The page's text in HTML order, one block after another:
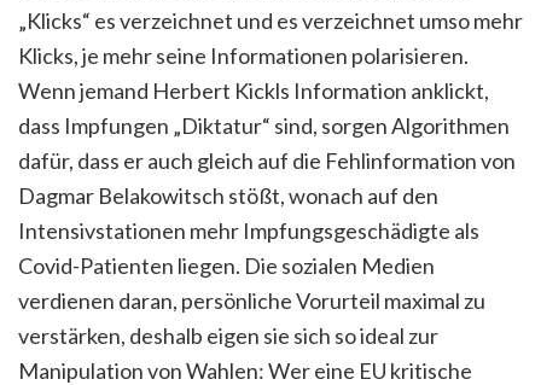
„Klicks“ es verzeichnet und es verzeichnet umso mehr
Klicks, je mehr seine Informationen polarisieren.
Wenn jemand Herbert Kickls Information anklickt,
dass Impfungen „Diktatur“ sind, sorgen Algorithmen
dafür, dass er auch gleich auf die Fehlinformation von
Dagmar Belakowitsch stößt, wonach auf den
Intensivstationen mehr Impfungsgeschädigte als
Covid-Patienten liegen. Die sozialen Medien
verdienen daran, persönliche Vorurteil maximal zu
verstärken, deshalb eigen sie sich so ideal zur
Manipulation von Wahlen: Wer eine EU kritische